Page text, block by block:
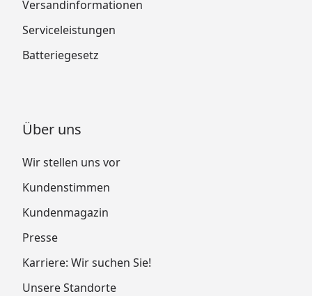
Versandinformationen
Serviceleistungen
Batteriegesetz
Über uns
Wir stellen uns vor
Kundenstimmen
Kundenmagazin
Presse
Karriere: Wir suchen Sie!
Unsere Standorte